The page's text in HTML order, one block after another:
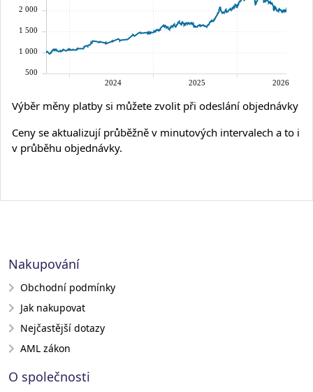
Výběr měny platby si můžete zvolit při odeslání objednávky
Ceny se aktualizují průběžně v minutových intervalech a to i
v průběhu objednávky.
Nakupování
Obchodní podmínky
Jak nakupovat
Nejčastější dotazy
AML zákon
O společnosti